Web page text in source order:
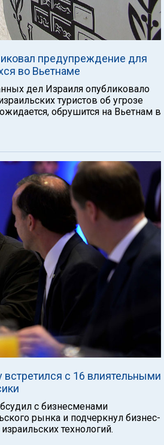
предупреждение для
во Вьетнаме
дел Израиля опубликовало
туристов об угрозе
обрушится на Вьетнам в
встретился с 16 влиятельными
с бизнесменами
рынка и подчеркнул бизнес-
технологий.